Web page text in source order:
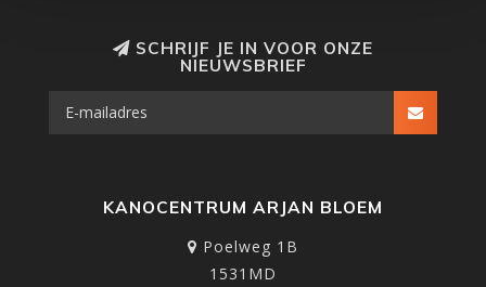
SCHRIJF JE IN VOOR ONZE
NIEUWSBRIEF
KANOCENTRUM ARJAN BLOEM
Poelweg 1B
1531MD